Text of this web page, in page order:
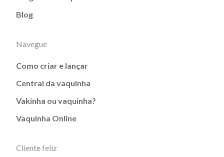
Blog
Navegue
Como criar e lançar
Central da vaquinha
Vakinha ou vaquinha?
Vaquinha Online
Cliente feliz